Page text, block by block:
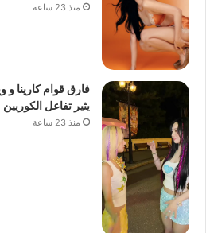
منذ 23 ساعة
يثير تفاعل الكوريين
منذ 23 ساعة